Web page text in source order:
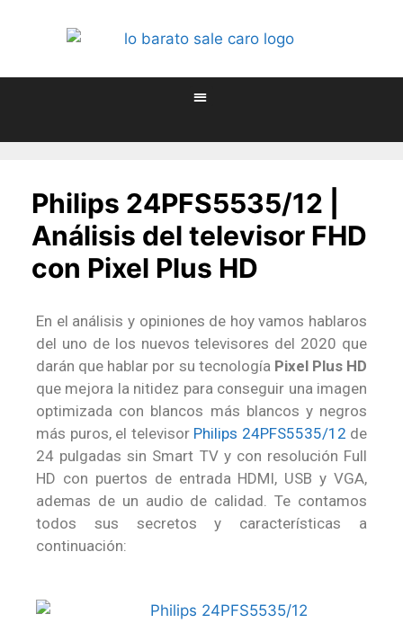
Philips 24PFS5535/12 |
Análisis del televisor FHD
con Pixel Plus HD
En el análisis y opiniones de hoy vamos hablaros
del uno de los nuevos televisores del 2020 que
darán que hablar por su tecnología Pixel Plus HD
que mejora la nitidez para conseguir una imagen
optimizada con blancos más blancos y negros
más puros, el televisor Philips 24PFS5535/12 de
24 pulgadas sin Smart TV y con resolución Full
HD con puertos de entrada HDMI, USB y VGA,
ademas de un audio de calidad. Te contamos
todos sus secretos y características a
continuación: